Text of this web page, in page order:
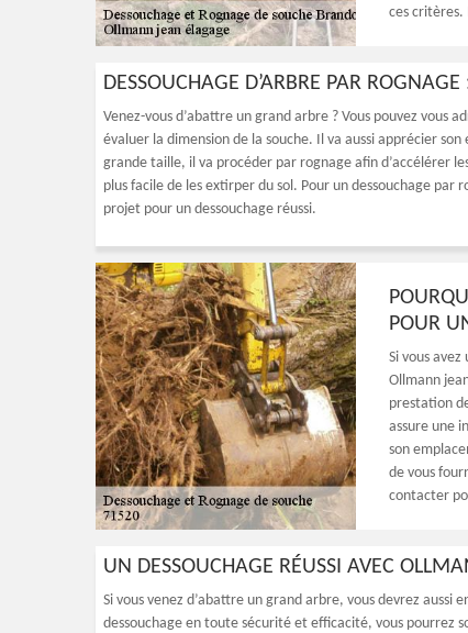
ces critères.
DESSOUCHAGE D’ARBRE PAR
Venez-vous d’abattre un grand arbre ? Vous pouvez vous
évaluer la dimension de la souche. Il va aussi apprécier
grande taille, il va procéder par rognage afin d’accélérer
plus facile de les extirper du sol. Pour un dessouchage
projet pour un dessouchage réussi.
POUR
Si vous
Ollmann
prestation
assure une
son
de vous
contacter
UN DESSOUCHAGE RÉUSSI AVEC
Si vous venez d’abattre un grand arbre, vous devrez aussi
dessouchage en toute sécurité et efficacité, vous pourrez